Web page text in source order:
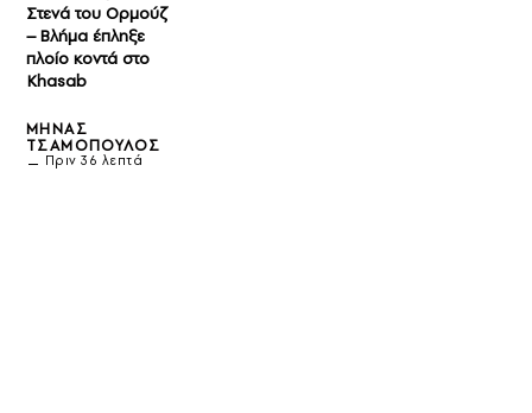
Στενά του Ορμούζ
– Βλήμα έπληξε
πλοίο κοντά στο
Khasab
ΜΗΝΆΣ
ΤΣΑΜΌΠΟΥΛΟΣ
Πριν 36 λεπτά